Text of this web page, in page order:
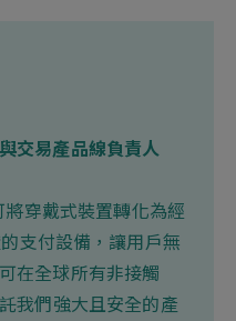
交易產品線負責人
將穿戴式裝置轉化為經
支付設備，讓用戶無
在全球所有非接觸
我們強大且安全的產